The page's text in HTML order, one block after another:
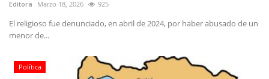
Editora Marzo 18, 2026 925
El religioso fue denunciado, en abril de 2024, por haber abusado de un
menor de...
Política